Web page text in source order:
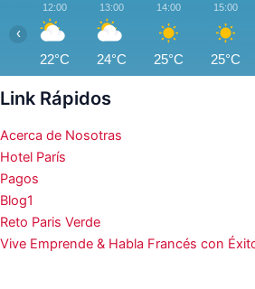
12:00
22°C
13:00
24°C
14:00
25°C
15:00
25°C
‹
Link Rápidos
Acerca de Nosotras
Hotel París
Pagos
Blog1
Reto Paris Verde
Vive Emprende & Habla Francés con